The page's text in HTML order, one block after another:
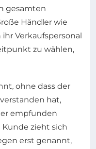
gesamten
Händler wie
Verkaufspersonal
zu wählen,
ohne dass der
hat,
empfunden
zieht sich
erst genannt,